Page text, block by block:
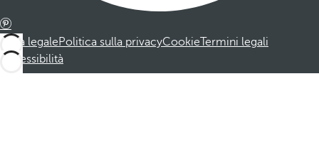
Nota legalePolitica sulla privacyCookieTermini legali
Accessibilità